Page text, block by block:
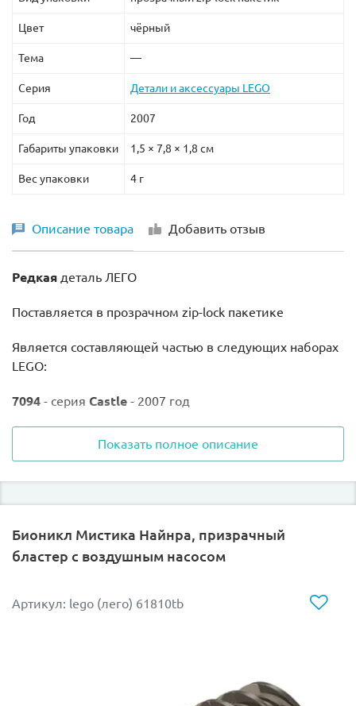
Цвет чёрный
Тема —
Серия Детали и аксессуары LEGO
Год 2007
Габариты упаковки 1,5 × 7,8 × 1,8 см
Вес упаковки 4 г
Описание товара Добавить отзыв
Редкая деталь ЛЕГО
Поставляется в прозрачном zip-lock пакетике
Является составляющей частью в следующих наборах
LEGO:
7094 - серия Castle - 2007 год
Показать полное описание
Бионикл Мистика Найнра, призрачный
бластер с воздушным насосом
Артикул: lego (лего) 61810tb